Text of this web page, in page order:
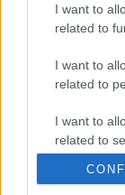
I want to
related to
I want to
related to
I want to
related to
functionality
user